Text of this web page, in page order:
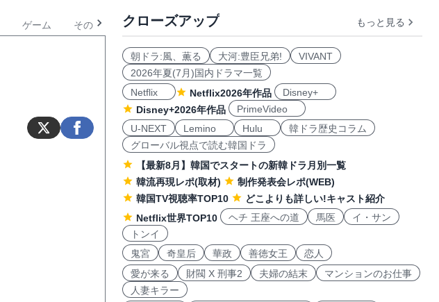
ゲーム その他 クローズアップ もっと見る
朝ドラ:風、薫る 大河:豊臣兄弟!
VIVANT
2026年夏(7月)国内ドラマ一覧
Netflix
Netflix2026年作品
Disney+
Disney+2026年作品
PrimeVideo
U-NEXT
Lemino Hulu
韓ドラ歴史コラム
グローバル視点で読む韓国ドラ
【最新8月】韓国でスタートの新韓ドラ月別一覧
韓流再現レポ(取材)
制作発表会レポ(WEB)
韓国TV視聴率TOP10
どこよりも詳しい!キャスト紹介
Netflix世界TOP10
ヘチ 王座への道 馬医
イ・サン
トンイ
鬼宮
奇皇后 華政 善徳女王
恋人
愛が来る
財閥 X 刑事2 夫婦の結末
マンションのお仕事
人妻キラー